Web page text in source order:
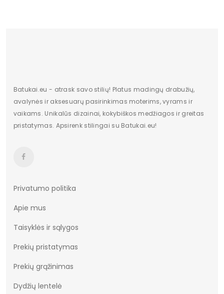
Batukai.eu - atrask savo stilių! Platus madingų drabužių,
avalynės ir aksesuarų pasirinkimas moterims, vyrams ir
vaikams. Unikalūs dizainai, kokybiškos medžiagos ir greitas
pristatymas. Apsirenk stilingai su Batukai.eu!
Privatumo politika
Apie mus
Taisyklės ir sąlygos
Prekių pristatymas
Prekių grąžinimas
Dydžių lentelė